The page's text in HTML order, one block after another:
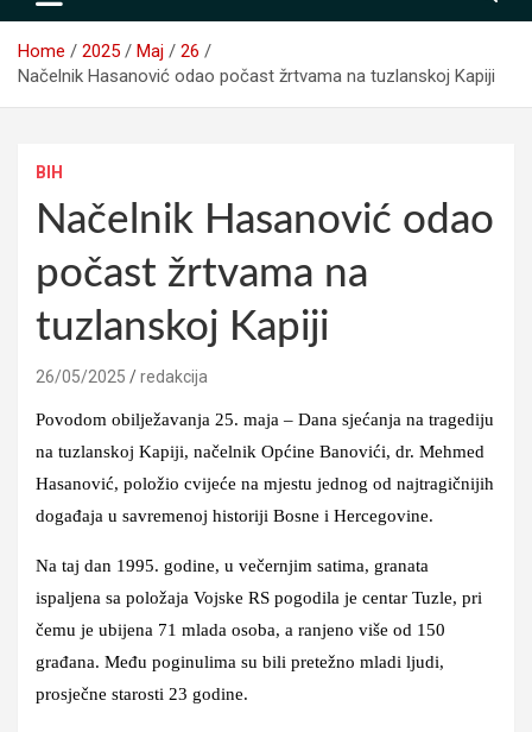
Home 2025 Maj
26
Načelnik Hasanović odao počast žrtvama na tuzlanskoj Kapiji
BIH
Načelnik Hasanović odao
počast žrtvama na
tuzlanskoj Kapiji
26/05/2025 redakcija
Povodom obilježavanja 25. maja – Dana sjećanja na tragediju
na tuzlanskoj Kapiji, načelnik Općine Banovići, dr. Mehmed
Hasanović, položio cvijeće na mjestu jednog od najtragičnijih
događaja u savremenoj historiji Bosne i Hercegovine.
Na taj dan 1995. godine, u večernjim satima, granata
ispaljena sa položaja Vojske RS pogodila je centar Tuzle, pri
čemu je ubijena 71 mlada osoba, a ranjeno više od 150
građana. Među poginulima su bili pretežno mladi ljudi,
prosječne starosti 23 godine.